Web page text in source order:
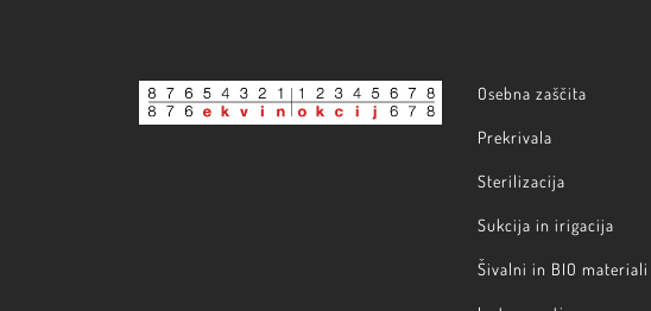
Osebna zaščita
Prekrivala
Sterilizacija
Sukcija in irigacija
Šivalni in BIO materiali